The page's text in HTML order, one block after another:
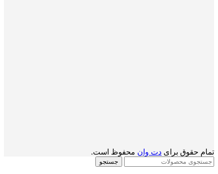
تمام حقوق برای دت وان محفوظ است.
جستجو